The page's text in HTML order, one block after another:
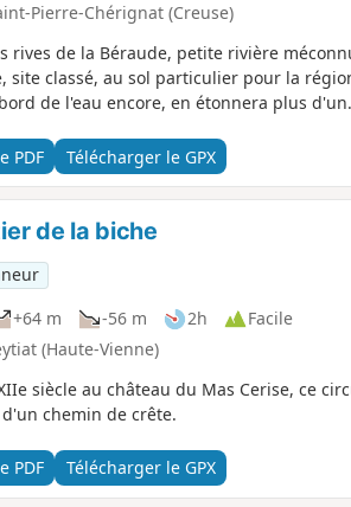
Pierre-Chérignat (Creuse)
rives de la Béraude, petite rivière
site classé, au sol particulier pour la
de l'eau encore, en étonnera plus d'un.
PDF Télécharger le GPX
de la biche
+64 m -56 m 2h
Facile
(Haute-Vienne)
siècle au château du Mas Cerise, ce
chemin de crête.
PDF Télécharger le GPX